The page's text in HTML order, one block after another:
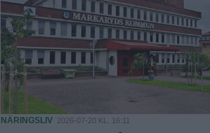
NÄRINGSLIV 2026-07-20 KL. 16:11